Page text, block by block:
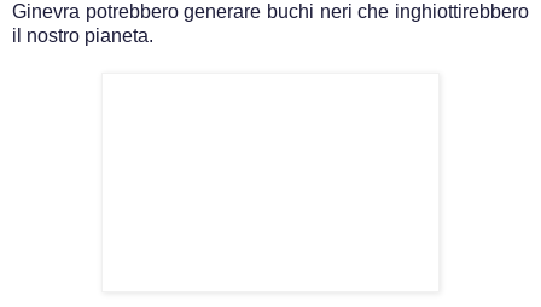
Ginevra potrebbero generare buchi neri che inghiottirebbero
il nostro pianeta.